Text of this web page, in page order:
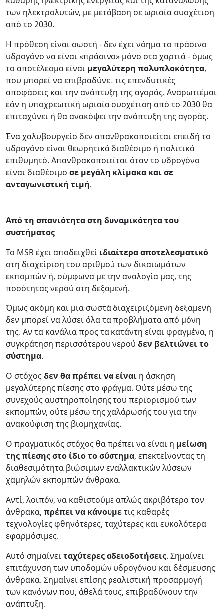
των ηλεκτρολυτών, με μετάβαση σε ωριαία συσχέτιση
από το 2030.
Η πρόθεση είναι σωστή - δεν έχει νόημα το πράσινο
υδρογόνο να είναι «πράσινο» μόνο στα χαρτιά - όμως
το αποτέλεσμα είναι μεγαλύτερη πολυπλοκότητα,
που μπορεί να επιβραδύνει τις επενδυτικές
αποφάσεις και την ανάπτυξη της αγοράς. Αναρωτιέμαι
εάν η υποχρεωτική ωριαία συσχέτιση από το 2030 θα
επιταχύνει ή θα ανακόψει την ανάπτυξη της αγοράς.
Ένα χαλυβουργείο δεν απανθρακοποιείται επειδή το
υδρογόνο είναι θεωρητικά διαθέσιμο ή πολιτικά
επιθυμητό. Απανθρακοποιείται όταν το υδρογόνο
είναι διαθέσιμο σε μεγάλη κλίμακα και σε
ανταγωνιστική τιμή.
Από τη σπανιότητα στη δυναμικότητα του
συστήματος
Το MSR έχει αποδειχθεί ιδιαίτερα αποτελεσματικό
στη διαχείριση του αριθμού των δικαιωμάτων
εκπομπών ή, σύμφωνα με την αναλογία μας, της
ποσότητας νερού στη δεξαμενή.
Όμως ακόμη και μια σωστά διαχειριζόμενη δεξαμενή
δεν μπορεί να λύσει όλα τα προβλήματα από μόνη
της. Αν τα κανάλια προς τα κατάντη είναι φραγμένα, η
συγκράτηση περισσότερου νερού δεν βελτιώνει το
σύστημα.
Ο στόχοςδεν θα πρέπει να είναι η άσκηση
μεγαλύτερης πίεσης στο φράγμα. Ούτε μέσω της
συνεχούς αυστηροποίησης του περιορισμού των
εκπομπών, ούτε μέσω της χαλάρωσής του για την
ανακούφιση της βιομηχανίας.
Ο πραγματικός στόχος θα πρέπει να είναι η μείωση
της πίεσης στο ίδιο το σύστημα, επεκτείνοντας τη
διαθεσιμότητα βιώσιμων εναλλακτικών λύσεων
χαμηλών εκπομπών άνθρακα.
Αντί, λοιπόν, να καθιστούμε απλώς ακριβότερο τον
άνθρακα, πρέπει να κάνουμετις καθαρές
τεχνολογίες φθηνότερες, ταχύτερες και ευκολότερα
εφαρμόσιμες.
Αυτό σημαίνειταχύτερες αδειοδοτήσεις. Σημαίνει
επιτάχυνση των υποδομών υδρογόνου και δέσμευσης
άνθρακα. Σημαίνει επίσης ρεαλιστική προσαρμογή
των κανόνων που, άθελά τους, επιβραδύνουν την
ανάπτυξη.